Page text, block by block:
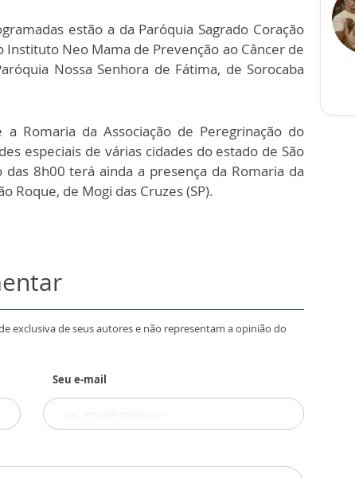
estão a da Paróquia Sagrado Coração
Instituto Neo Mama de Prevenção ao Câncer de
Nossa Senhora de Fátima, de Sorocaba
Romaria da Associação de Peregrinação do
especiais de várias cidades do estado de São
8h00 terá ainda a presença da Romaria da
Roque, de Mogi das Cruzes (SP).
exclusiva de seus autores e não representam a opinião do
Seu e-mail